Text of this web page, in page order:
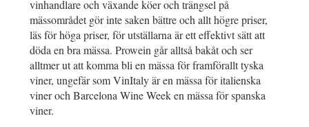
vinhandlare och växande köer och trängsel på
mässområdet gör inte saken bättre och allt högre priser,
läs för höga priser, för utställarna är ett effektivt sätt att
döda en bra mässa. Prowein går alltså bakåt och ser
alltmer ut att komma bli en mässa för framförallt tyska
viner, ungefär som VinItaly är en mässa för italienska
viner och Barcelona Wine Week en mässa för spanska
viner.